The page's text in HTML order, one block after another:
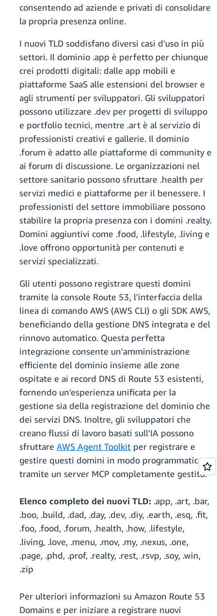
consentendo ad aziende e privati di consolidare
la propria presenza online.
I nuovi TLD soddisfano diversi casi d'uso in più
settori. Il dominio .app è perfetto per chiunque
crei prodotti digitali: dalle app mobili e
piattaforme SaaS alle estensioni del browser e
agli strumenti per sviluppatori. Gli sviluppatori
possono utilizzare .dev per progetti di sviluppo
e portfolio tecnici, mentre .art è al servizio di
professionisti creativi e gallerie. Il dominio
.forum è adatto alle piattaforme di community e
ai forum di discussione. Le organizzazioni nel
settore sanitario possono sfruttare .health per
servizi medici e piattaforme per il benessere. I
professionisti del settore immobiliare possono
stabilire la propria presenza con i domini .realty.
Domini aggiuntivi come .food, .lifestyle, .living e
.love offrono opportunità per contenuti e
servizi specializzati.
Gli utenti possono registrare questi domini
tramite la console Route 53, l'interfaccia della
linea di comando AWS (AWS CLI) o gli SDK AWS,
beneficiando della gestione DNS integrata e del
rinnovo automatico. Questa perfetta
integrazione consente un'amministrazione
efficiente del dominio insieme alle zone
ospitate e ai record DNS di Route 53 esistenti,
fornendo un'esperienza unificata per la
gestione sia della registrazione del dominio che
dei servizi DNS. Inoltre, gli sviluppatori che
creano flussi di lavoro basati sull'IA possono
sfruttare AWS Agent Toolkit per registrare e
gestire questi domini in modo programmatico
tramite un server MCP completamente gestito.
Elenco completo dei nuovi TLD: .app, .art, .bar,
.boo, .build, .dad, .day, .dev, .diy, .earth, .esq, .fit,
.foo, .food, .forum, .health, .how, .lifestyle,
.living, .love, .menu, .mov, .my, .nexus, .one,
.page, .phd, .prof, .realty, .rest, .rsvp, .soy, .win,
.zip
Per ulteriori informazioni su Amazon Route 53
Domains e per iniziare a registrare nuovi